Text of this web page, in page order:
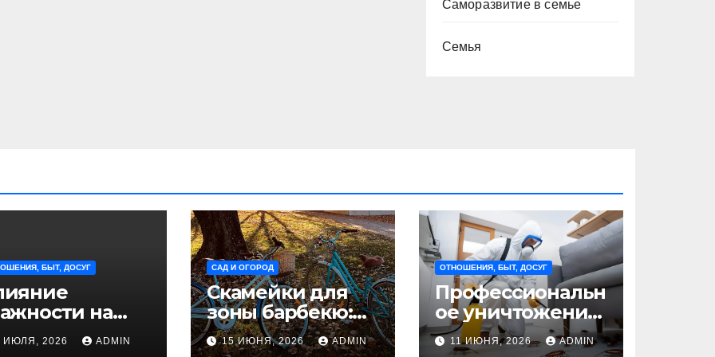
Саморазвитие в семье
Семья
БЫТ, ДОСУГ
на
ИЮЛЯ, 2026 ADMIN
САД И ОГОРОД
Скамейки для
зоны барбекю:
удобство и
безопасность на
15 ИЮНЯ, 2026 ADMIN
ОТНОШЕНИЯ, БЫТ, ДОСУГ
Профессиональн
ое уничтожение
клопов: где оно
необходимо?
11 ИЮНЯ, 2026 ADMIN